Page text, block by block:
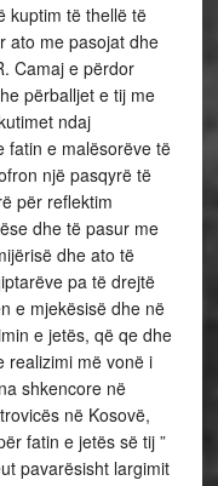
kuptim të thellë të
ato me pasojat dhe
Camaj e përdor
përballjet e tij me
ndaj
fatin e malësorëve të
një pasqyrë të
për reflektim
dhe të pasur me
dhe ato të
pa të drejtë
e mjekësisë dhe në
e jetës, që qe dhe
realizimi më vonë i
shkencore në
në Kosovë,
fatin e jetës së tij ”
pavarësisht largimit